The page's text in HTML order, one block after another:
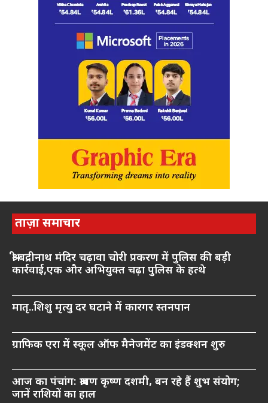
ताज़ा समाचार
श्री बद्रीनाथ मंदिर चढ़ावा चोरी प्रकरण में पुलिस की बड़ी
कार्रवाई,एक और अभियुक्त चढ़ा पुलिस के हत्थे
मातृ..शिशु मृत्यु दर घटाने में कारगर स्तनपान
ग्राफिक एरा में स्कूल ऑफ मैनेजमेंट का इंडक्शन शुरु
आज का पंचांग: श्रावण कृष्ण दशमी, बन रहे हैं शुभ संयोग;
जानें राशियों का हाल